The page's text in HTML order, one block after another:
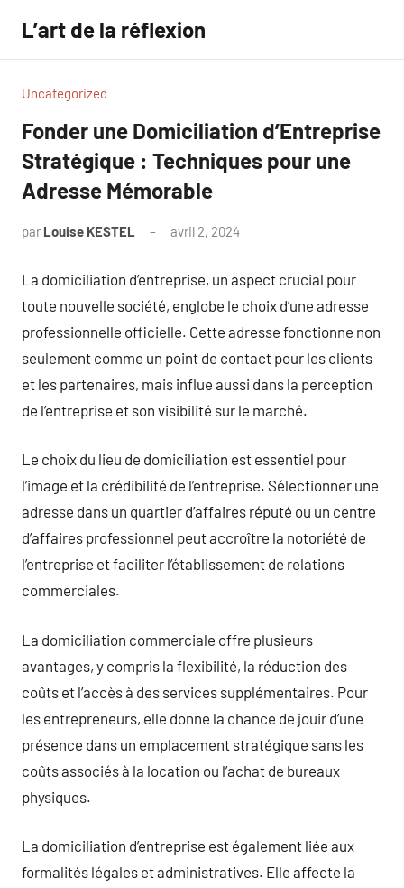
contenu
L’art de la réflexion
Uncategorized
Fonder une Domiciliation d’Entreprise
Stratégique : Techniques pour une
Adresse Mémorable
par Louise KESTEL avril 2, 2024
La domiciliation d’entreprise, un aspect crucial pour
toute nouvelle société, englobe le choix d’une adresse
professionnelle officielle. Cette adresse fonctionne non
seulement comme un point de contact pour les clients
et les partenaires, mais influe aussi dans la perception
de l’entreprise et son visibilité sur le marché.
Le choix du lieu de domiciliation est essentiel pour
l’image et la crédibilité de l’entreprise. Sélectionner une
adresse dans un quartier d’affaires réputé ou un centre
d’affaires professionnel peut accroître la notoriété de
l’entreprise et faciliter l’établissement de relations
commerciales.
La domiciliation commerciale offre plusieurs
avantages, y compris la flexibilité, la réduction des
coûts et l’accès à des services supplémentaires. Pour
les entrepreneurs, elle donne la chance de jouir d’une
présence dans un emplacement stratégique sans les
coûts associés à la location ou l’achat de bureaux
physiques.
La domiciliation d’entreprise est également liée aux
formalités légales et administratives. Elle affecte la